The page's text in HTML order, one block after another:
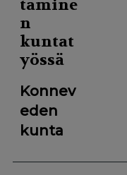
tämine
n
kuntat
yössä
Konnev
eden
kunta